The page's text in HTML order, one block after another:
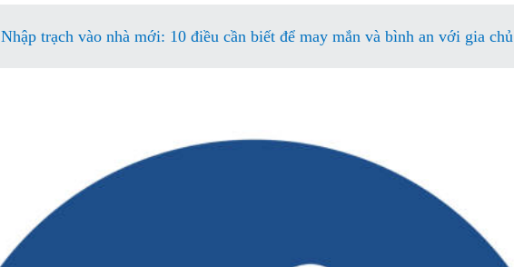
Nhập trạch vào nhà mới: 10 điều cần biết để may mắn và bình an với gia chủ